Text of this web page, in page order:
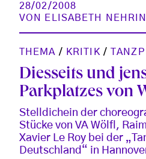
28/02/2008
VON
ELISABETH
THEMA / KRITIK /
Diesseits und
Parkplatzes von
Stelldichein der
Stücke von VA Wölfl,
Xavier Le Roy bei der
Deutschland“ in